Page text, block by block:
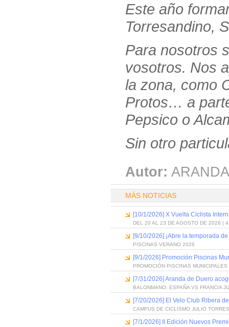
Este año
Torresandino,
Para nosotros
vosotros. Nos
la zona, como
Protos… a
Pepsico o
Sin otro
Autor:
MÁS NOTICIAS
[10/1/2026] X Vuelta Ciclista
DEL 20 AL 23 DE AGOSTO DE 2026 | 4
[9/10/2026] ¡Abre la temporada
PISCINAS VERANO 2026
[9/1/2026] Promoción Piscinas
PROMOCIÓN PISCINAS
[7/31/2026] Aranda de Duero
BALONMANO: ESPAÑA VS FRANCIA
[7/20/2026] El Velo Club Ribera
CAMPUS DE CICLISMO JULIO
[7/1/2026] II Edición Nuevos